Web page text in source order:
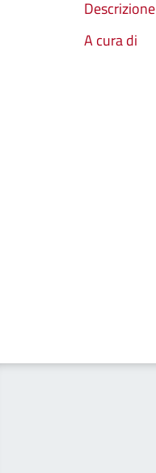
Descrizione
A cura di